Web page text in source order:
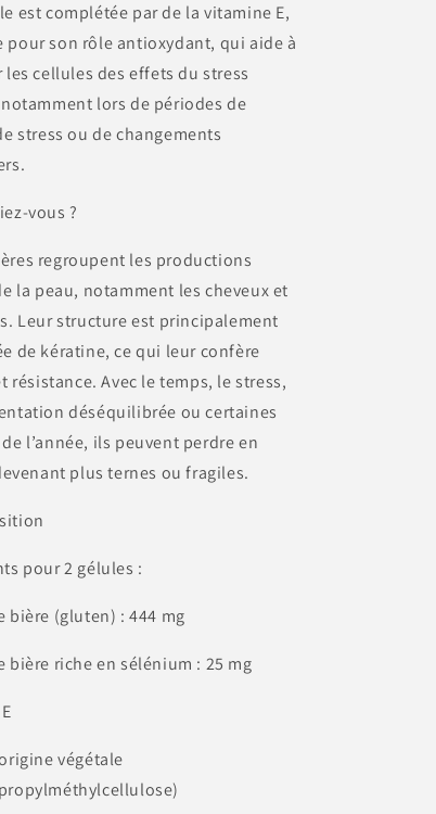
est complétée par de la vitamine E,
pour son rôle antioxydant, qui aide à
les cellules des effets du stress
lors de périodes de
stress ou de changements
vous ?
regroupent les productions
la peau, notamment les cheveux et
Leur structure est principalement
de kératine, ce qui leur confère
résistance. Avec le temps, le stress,
déséquilibrée ou certaines
l’année, ils peuvent perdre en
plus ternes ou fragiles.
pour 2 gélules :
bière (gluten) : 444 mg
bière riche en sélénium : 25 mg
végétale